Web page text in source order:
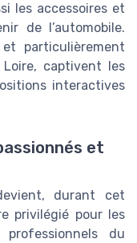
les accessoires et
de l’automobile.
particulièrement
captivent les
interactives
et
durant cet
privilégié pour les
professionnels du